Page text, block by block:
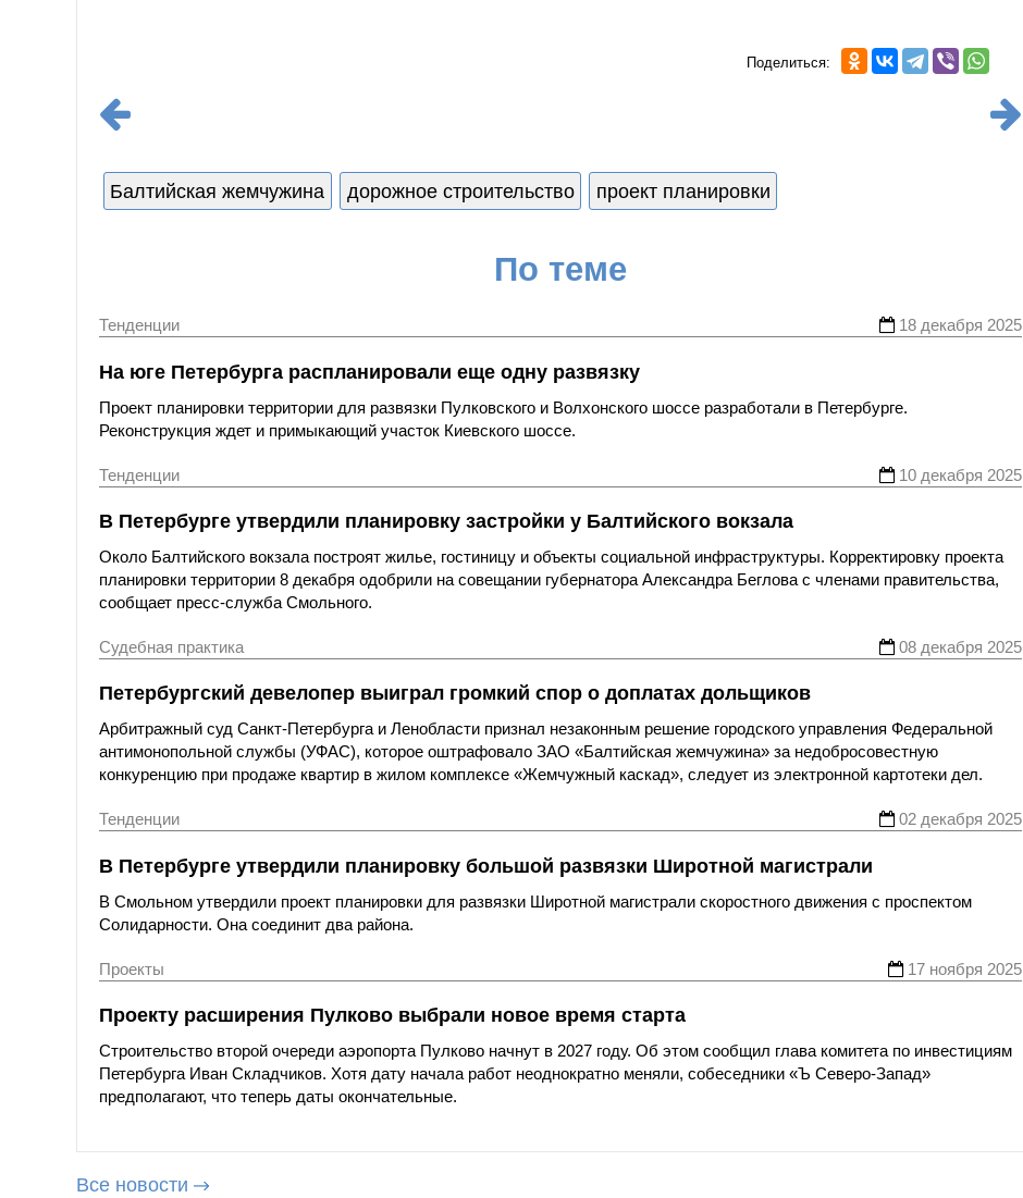
Поделиться:
Балтийская жемчужина дорожное строительство проект планировки
По теме
Тенденции 18 декабря 2025
На юге Петербурга распланировали еще одну развязку
Проект планировки территории для развязки Пулковского и Волхонского шоссе разработали в Петербурге.
Реконструкция ждет и примыкающий участок Киевского шоссе.
Тенденции 10 декабря 2025
В Петербурге утвердили планировку застройки у Балтийского вокзала
Около Балтийского вокзала построят жилье, гостиницу и объекты социальной инфраструктуры. Корректировку проекта
планировки территории 8 декабря одобрили на совещании губернатора Александра Беглова с членами правительства,
сообщает пресс-служба Смольного.
Судебная практика 08 декабря 2025
Петербургский девелопер выиграл громкий спор о доплатах дольщиков
Арбитражный суд Санкт-Петербурга и Ленобласти признал незаконным решение городского управления Федеральной
антимонопольной службы (УФАС), которое оштрафовало ЗАО «Балтийская жемчужина» за недобросовестную
конкуренцию при продаже квартир в жилом комплексе «Жемчужный каскад», следует из электронной картотеки дел.
Тенденции 02 декабря 2025
В Петербурге утвердили планировку большой развязки Широтной магистрали
В Смольном утвердили проект планировки для развязки Широтной магистрали скоростного движения с проспектом
Солидарности. Она соединит два района.
Проекты 17 ноября 2025
Проекту расширения Пулково выбрали новое время старта
Строительство второй очереди аэропорта Пулково начнут в 2027 году. Об этом сообщил глава комитета по инвестициям
Петербурга Иван Складчиков. Хотя дату начала работ неоднократно меняли, собеседники «Ъ Северо-Запад»
предполагают, что теперь даты окончательные.
Все новости